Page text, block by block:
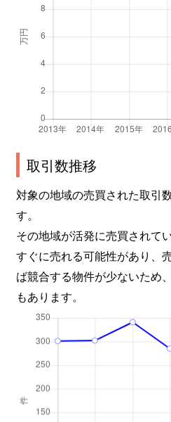
取引数推移
対象の地域の売買された取引
す。
その地域が活発に売買されて
すぐに売れる可能性があり、
ば競合する物件が少ないため
もあります。